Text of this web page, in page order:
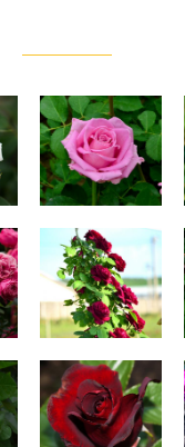
Aqua
Doctor Jamain
Schwarze
Madonna